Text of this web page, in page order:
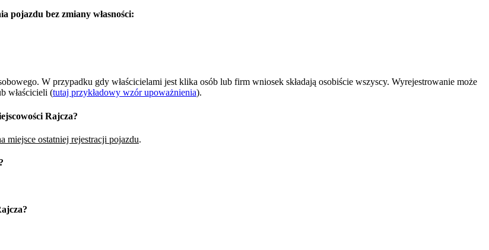
pojazdu bez zmiany własności:
W przypadku gdy właścicielami jest klika osób lub firm wniosek składają osobiście wszyscy. Wyrejestrowanie może
właścicieli (tutaj przykładowy wzór upoważnienia).
Rajcza?
miejsce ostatniej rejestracji pojazdu.